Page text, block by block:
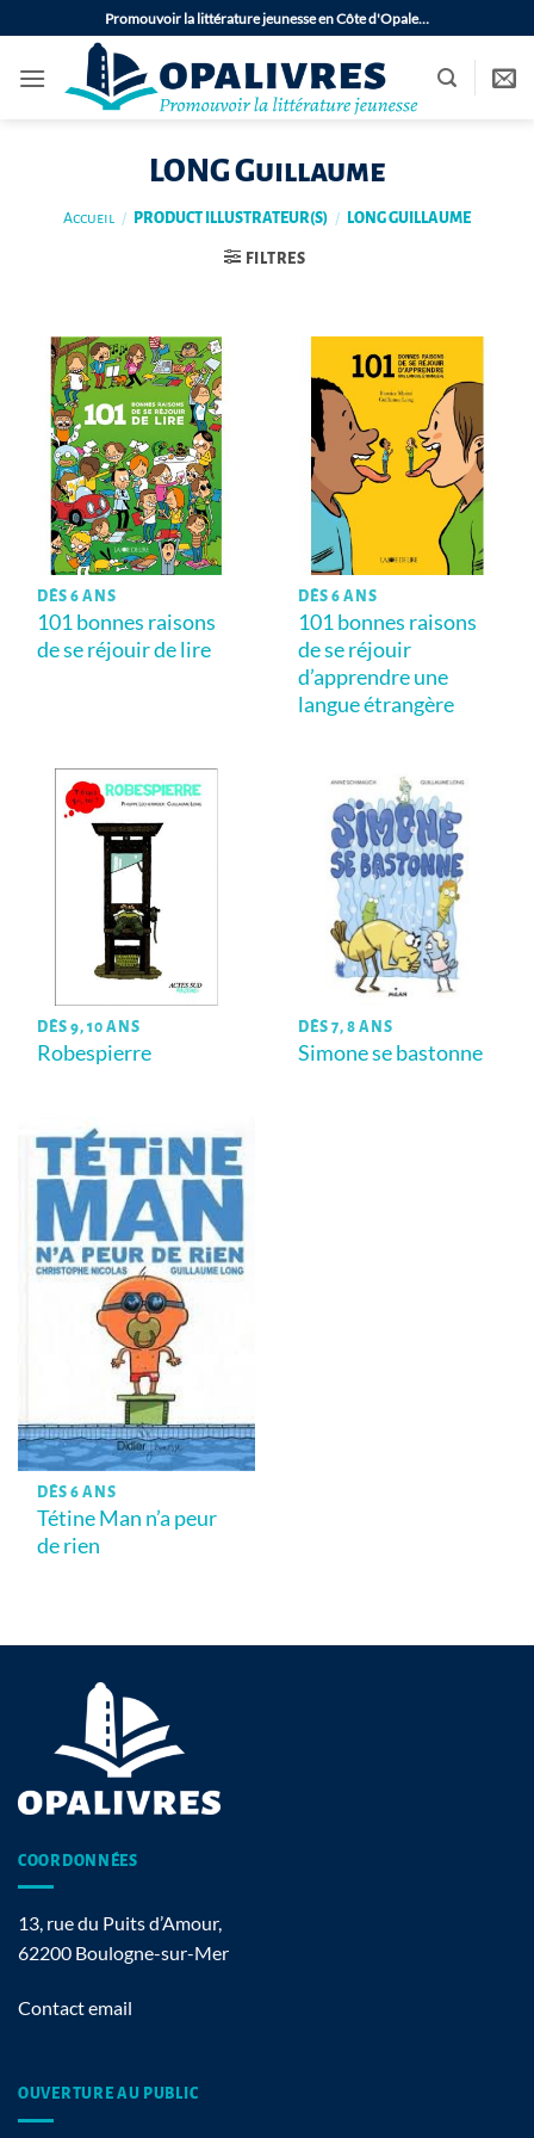
au
contenu
Promouvoir la littérature jeunesse en Côte d'Opale…
LONG Guillaume
Accueil / PRODUCT ILLUSTRATEUR(S) / LONG GUILLAUME
FILTRES
DÈS 6 ANS
101 bonnes raisons
de se réjouir de lire
DÈS 6 ANS
101 bonnes raisons
de se réjouir
d’apprendre une
langue étrangère
DÈS 9, 10 ANS
Robespierre
DÈS 7, 8 ANS
Simone se bastonne
DÈS 6 ANS
Tétine Man n’a peur
de rien
COORDONNÉES
13, rue du Puits d’Amour,
62200 Boulogne-sur-Mer
Contact email
OUVERTURE AU PUBLIC